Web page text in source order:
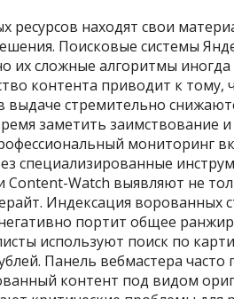
находят свои
Поисковые системы
их сложные алгоритмы
контента приводит к тому,
выдаче стремительно
заметить заимствование
мониторинг
специализированные
Watch выявляют не
Индексация ворованных
портит общее
используют поиск по
Панель вебмастера
контент под видом